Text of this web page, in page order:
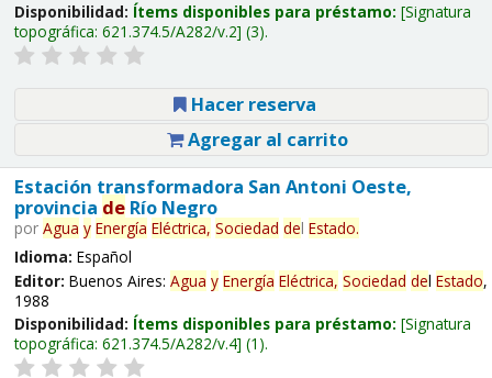
Disponibilidad: Ítems disponibles para préstamo: Signatura
topográfica: 621.374.5/A282/v.2 (3).
Hacer reserva
Agregar al carrito
Estación transformadora San Antoni Oeste,
provincia deRío Negro
por Agua y Energía Eléctrica, Sociedad del Estado.
Idioma: Español
Editor: Buenos Aires: Agua y Energía Eléctrica, Sociedad del Estado,
1988
Disponibilidad: Ítems disponibles para préstamo: Signatura
topográfica: 621.374.5/A282/v.4 (1).